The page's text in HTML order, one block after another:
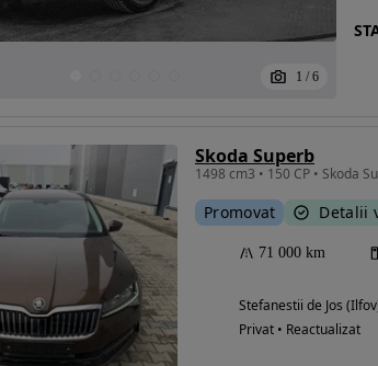
1 / 6
Skoda Superb
1498 cm3 • 150 CP • Skoda
Promovat Detalii
71 000 km
Stefanestii de Jos
Privat • Reactualizat